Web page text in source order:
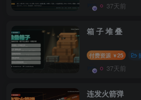
37天前
箱 子 堆 叠
付费资源 ￥25
37天前
连发火箭弹